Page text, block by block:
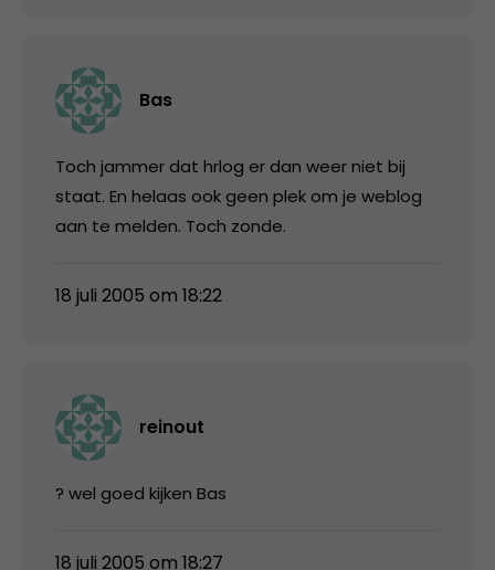
Bas
Toch jammer dat hrlog er dan weer niet bij
staat. En helaas ook geen plek om je weblog
aan te melden. Toch zonde.
18 juli 2005 om 18:22
reinout
? wel goed kijken Bas
18 juli 2005 om 18:27